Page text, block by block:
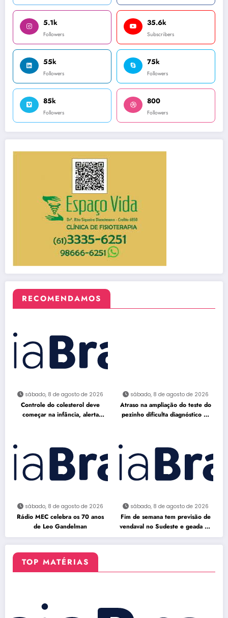
5.1k
Followers
35.6k
Subscribers
55k
Followers
75k
Followers
85k
Followers
800
Followers
RECOMENDAMOS
sábado, 8 de agosto de 2026
Controle do colesterol deve
começar na infância, alerta
sábado, 8 de agosto de 2026
Atraso na ampliação do teste do
pezinho dificulta diagnóstico da
sábado, 8 de agosto de 2026
Rádio MEC celebra os 70 anos
de Leo Gandelman
sábado, 8 de agosto de 2026
Fim de semana tem previsão de
vendaval no Sudeste e geada no
Sul
TOP MATÉRIAS